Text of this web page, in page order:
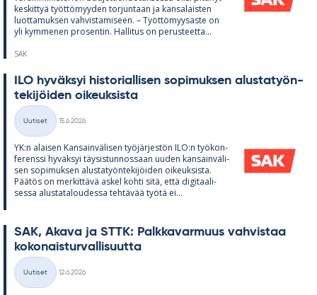
kes­kit­tyä työt­tö­myy­den tor­jun­taan ja kan­sa­lais­ten
luot­ta­muk­sen vah­vis­ta­mi­seen. – Työt­tö­myy­saste on
yli kym­me­nen pro­sen­tin. Hal­li­tus on pe­rus­teetta...
SAK
ILO hy­väk­syi his­to­rial­li­sen so­pi­muk­sen alus­ta­työn­
te­ki­jöi­den oi­keuk­sista
Kategoriat
Uutiset
15.6.2026
YK:n alai­sen Kan­sain­vä­li­sen työ­jär­jes­tön ILO:n työ­kon­
fe­renssi hy­väk­syi täy­sis­tun­nos­saan uu­den kan­sain­vä­li­
sen so­pi­muk­sen alus­ta­työn­te­ki­jöi­den oi­keuk­sista.
Pää­tös on mer­kit­tävä as­kel kohti sitä, että di­gi­taa­li­
sessa alus­ta­ta­lou­dessa teh­tä­vää työtä ei...
SAK, Akava ja STTK: Palk­ka­var­muus vah­vis­taa
ko­ko­nais­tur­val­li­suutta
Kategoriat
Uutiset
12.6.2026